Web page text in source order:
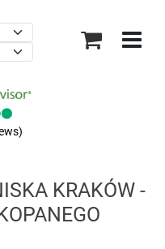
KRAKÓW -